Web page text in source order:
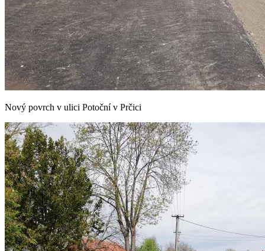
Nový povrch v ulici Potoční v Prčici